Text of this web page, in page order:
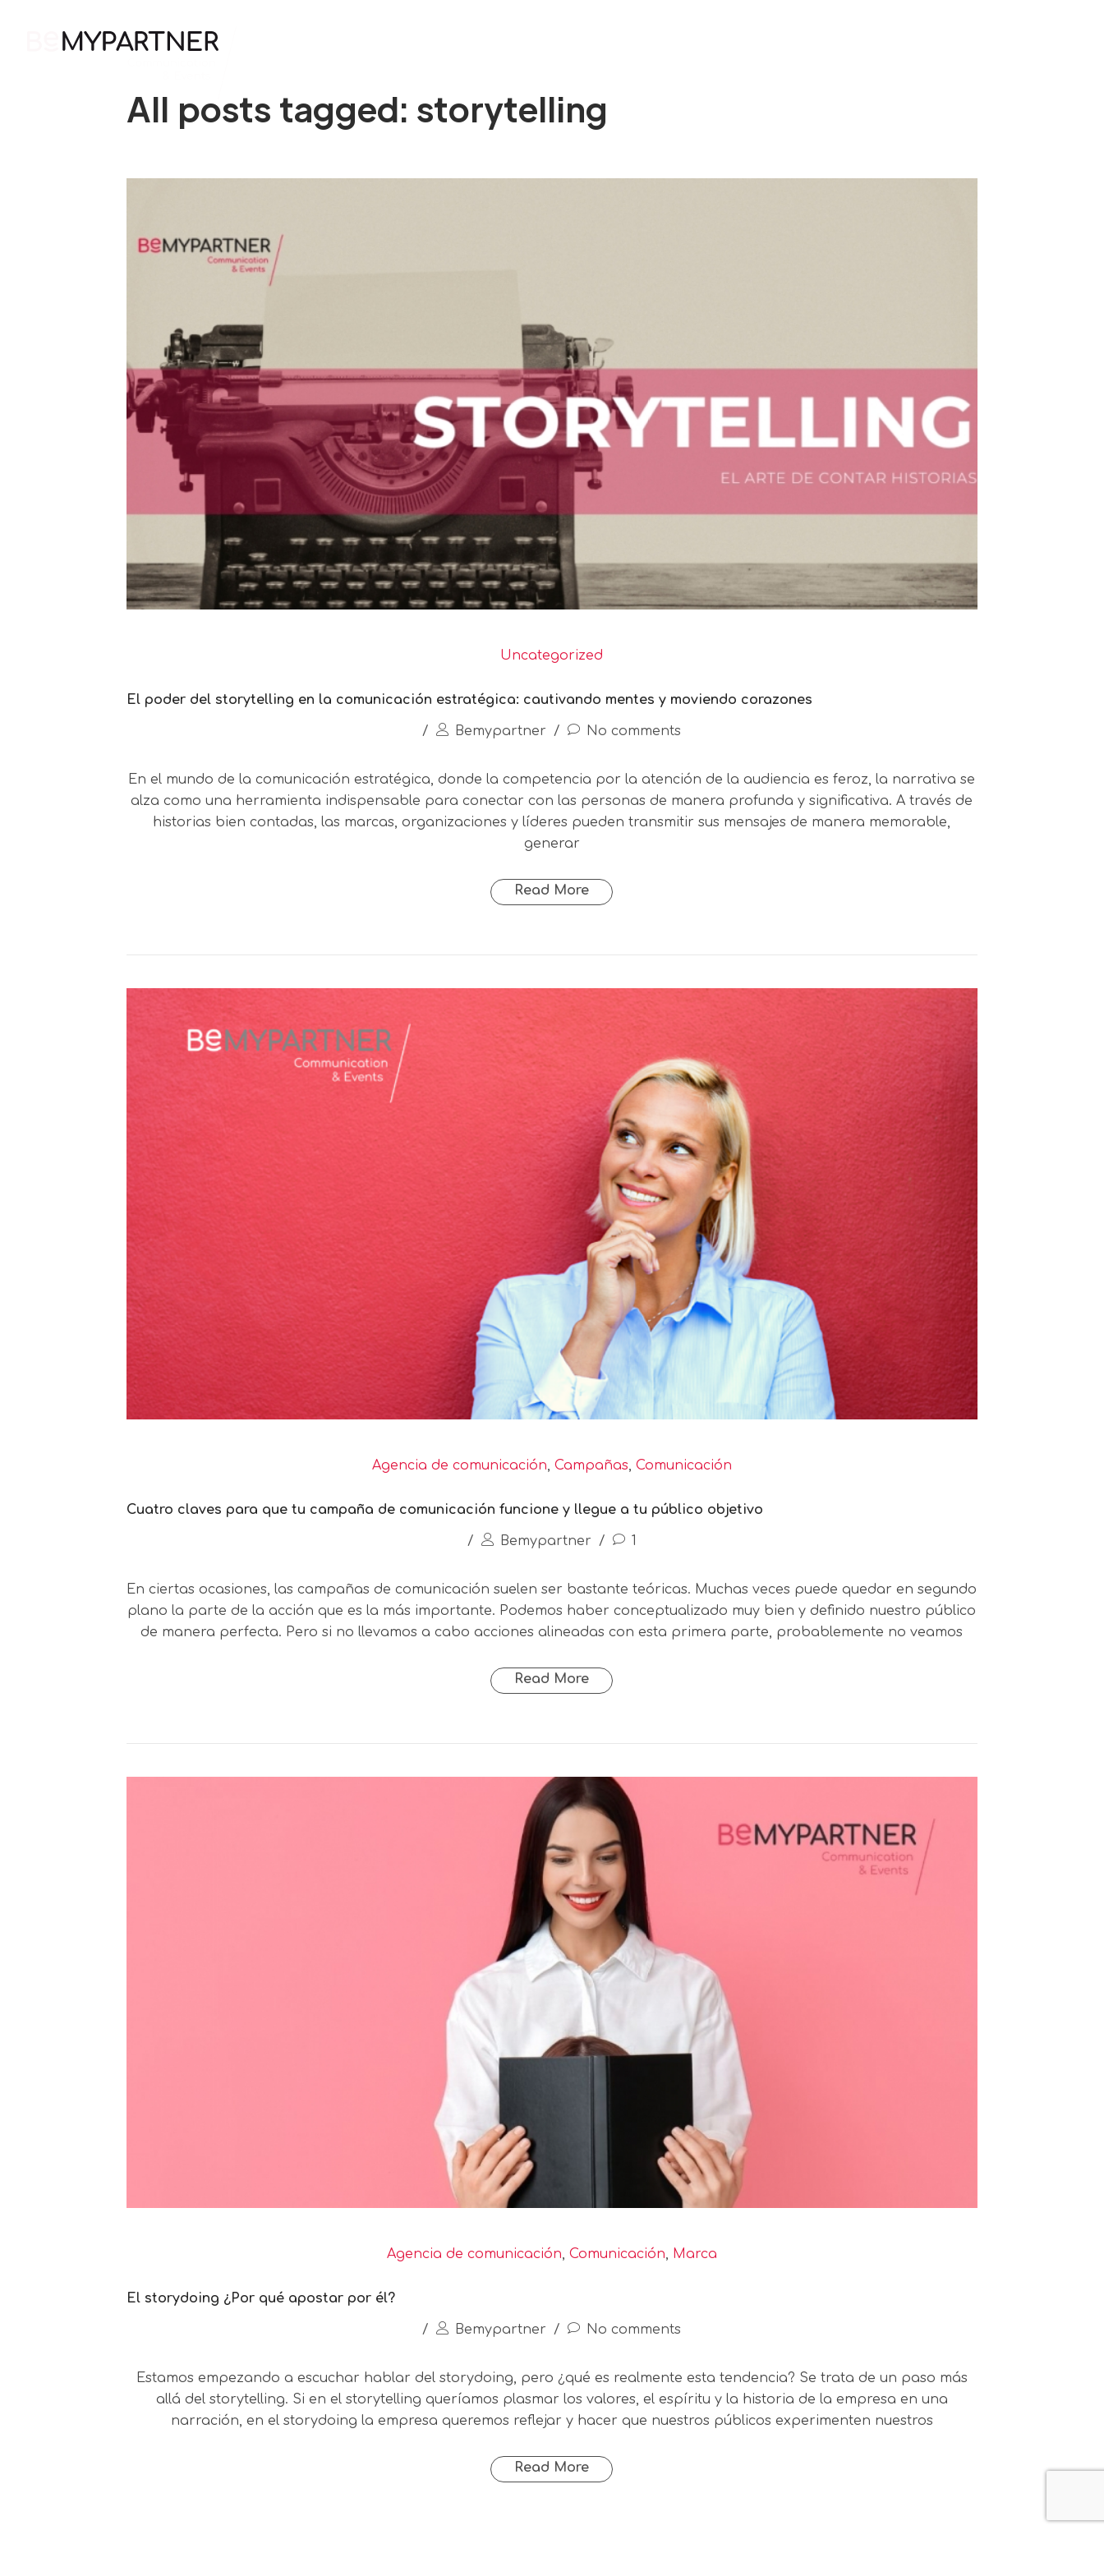
All posts tagged: storytelling
Uncategorized
El poder del storytelling en la comunicación estratégica: cautivando mentes y moviendo corazones
/ Bemypartner / No comments
En el mundo de la comunicación estratégica, donde la competencia por la atención de la audiencia es feroz, la narrativa se
alza como una herramienta indispensable para conectar con las personas de manera profunda y significativa. A través de
historias bien contadas, las marcas, organizaciones y líderes pueden transmitir sus mensajes de manera memorable,
generar
Read More
Agencia de comunicación, Campañas, Comunicación
Cuatro claves para que tu campaña de comunicación funcione y llegue a tu público objetivo
/ Bemypartner / 1
En ciertas ocasiones, las campañas de comunicación suelen ser bastante teóricas. Muchas veces puede quedar en segundo
plano la parte de la acción que es la más importante. Podemos haber conceptualizado muy bien y definido nuestro público
de manera perfecta. Pero si no llevamos a cabo acciones alineadas con esta primera parte, probablemente no veamos
Read More
Agencia de comunicación, Comunicación, Marca
El storydoing ¿Por qué apostar por él?
/ Bemypartner / No comments
Estamos empezando a escuchar hablar del storydoing, pero ¿qué es realmente esta tendencia? Se trata de un paso más
allá del storytelling. Si en el storytelling queríamos plasmar los valores, el espíritu y la historia de la empresa en una
narración, en el storydoing la empresa queremos reflejar y hacer que nuestros públicos experimenten nuestros
Read More